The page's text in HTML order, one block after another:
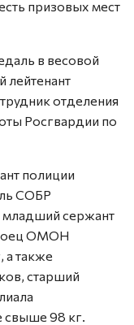
призовых мест
в весовой
лейтенант
отделения
Росгвардии по
полиции
СОБР
младший сержант
ОМОН
а также
старший
свыше 98 кг.